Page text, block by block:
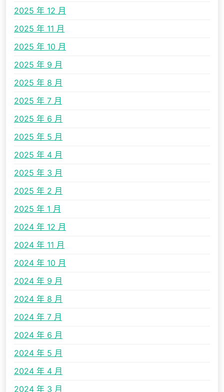
2025 年 12 月
2025 年 11 月
2025 年 10 月
2025 年 9 月
2025 年 8 月
2025 年 7 月
2025 年 6 月
2025 年 5 月
2025 年 4 月
2025 年 3 月
2025 年 2 月
2025 年 1 月
2024 年 12 月
2024 年 11 月
2024 年 10 月
2024 年 9 月
2024 年 8 月
2024 年 7 月
2024 年 6 月
2024 年 5 月
2024 年 4 月
2024 年 3 月